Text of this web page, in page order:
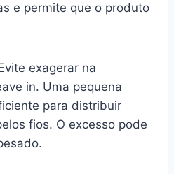
e permite que o produto
exagerar na
in. Uma pequena
para distribuir
fios. O excesso pode